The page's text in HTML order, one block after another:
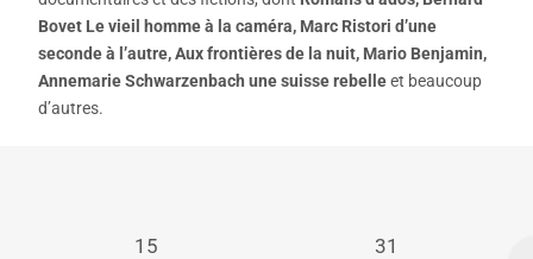
Bovet Le vieil homme à la caméra, Marc Ristori d’une
seconde à l’autre, Aux frontières de la nuit, Mario Benjamin,
Annemarie Schwarzenbach une suisse rebelleet beaucoup
d’autres.
15 31